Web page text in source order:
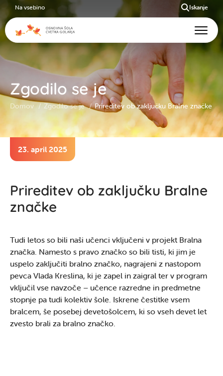
Zgodilo se je
Domov Zgodilo se je Prireditev ob zaključku Bralne značke
23. april 2025
Prireditev ob zaključku Bralne
značke
Tudi letos so bili naši učenci vključeni v projekt Bralna
značka. Namesto s pravo značko so bili tisti, ki jim je
uspelo zaključiti bralno značko, nagrajeni z nastopom
pevca Vlada Kreslina, ki je zapel in zaigral ter v program
vključil vse navzoče – učence razredne in predmetne
stopnje pa tudi kolektiv šole. Iskrene čestitke vsem
bralcem, še posebej devetošolcem, ki so vseh devet let
zvesto brali za bralno značko.
Na vsebino Iskanje